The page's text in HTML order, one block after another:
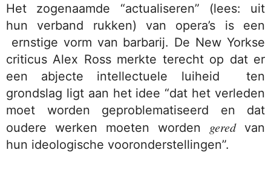
Het zogenaamde “actualiseren” (lees: uit
hun verband rukken) van opera’s is een
ernstige vorm van barbarij. De New Yorkse
criticus Alex Ross merkte terecht op dat er
een abjecte intellectuele luiheid ten
grondslag ligt aan het idee “dat het verleden
moet worden geproblematiseerd en dat
oudere werken moeten worden geredvan
hun ideologische vooronderstellingen”.